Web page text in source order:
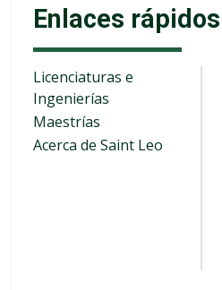
Enlaces rápidos
Licenciaturas e
Ingenierías
Maestrías
Acerca de Saint Leo